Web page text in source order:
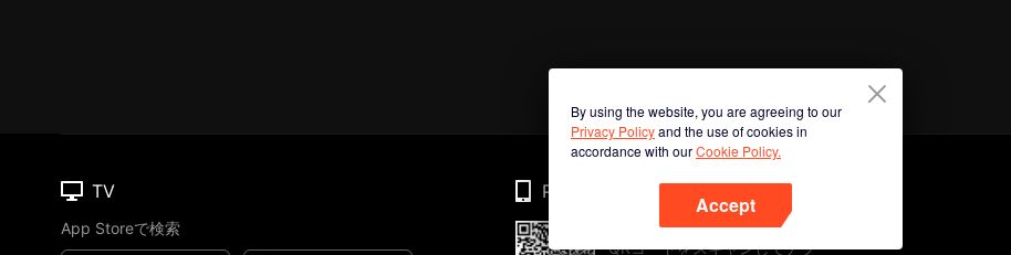
By using the website, you are agreeing to our
Privacy Policyand the use of cookies in
accordance with ourCookie Policy.
Accept
TV
App Storeで検索
Phone
QRコードをスキャンしてアプ